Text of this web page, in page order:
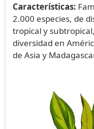
Características:
2.000 especies, de
tropical y
diversidad en
de Asia y